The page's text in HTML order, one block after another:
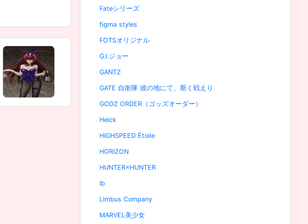
Fateシリーズ
figma styles
FOTSオリジナル
G.I.ジョー
GANTZ
GATE 自衛隊 彼の地にて、斯く戦えり
GODZ ORDER（ゴッズオーダー）
Helck
HIGHSPEED Étoile
HORIZON
HUNTER×HUNTER
Ib
Limbus Company
MARVEL美少女